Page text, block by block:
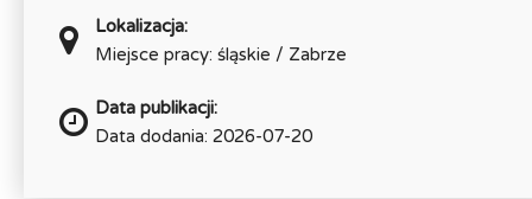
Lokalizacja:
Miejsce pracy: śląskie / Zabrze
Data publikacji:
Data dodania: 2026-07-20